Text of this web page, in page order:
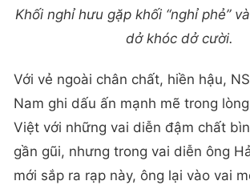
Khối nghỉ hưu gặp khối “nghỉ phẻ”
dở khóc dở cười.
Với vẻ ngoài chân chất, hiền hậu,
Nam ghi dấu ấn mạnh mẽ trong
Việt với những vai diễn đậm chất
gần gũi, nhưng trong vai diễn ông
mới sắp ra rạp này, ông lại vào vai